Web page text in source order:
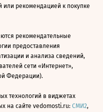
рекомендацией к покупке
рекомендательные
предоставления
и анализа сведений,
сети «Интернет»,
Федерации).
технологий в виджетах
на сайте vedomosti.ru: СМИ2,